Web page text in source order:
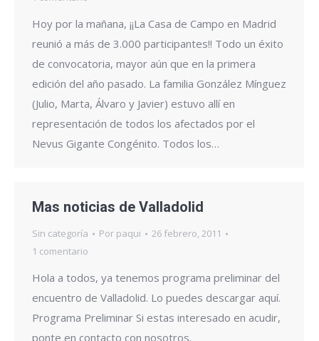
Hoy por la mañana, ¡¡La Casa de Campo en Madrid
reunió a más de 3.000 participantes!! Todo un éxito
de convocatoria, mayor aún que en la primera
edición del año pasado. La familia González Mínguez
(Julio, Marta, Álvaro y Javier) estuvo allí en
representación de todos los afectados por el
Nevus Gigante Congénito. Todos los…
Mas noticias de Valladolid
Sin categoría Por paqui
26 febrero, 2011
1 comentario
Hola a todos, ya tenemos programa preliminar del
encuentro de Valladolid. Lo puedes descargar aquí.
Programa Preliminar Si estas interesado en acudir,
ponte en contacto con nosotros.